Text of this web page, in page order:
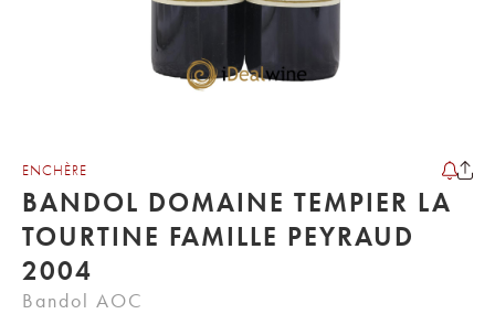
ENCHÈRE
BANDOL DOMAINE TEMPIER LA
TOURTINE FAMILLE PEYRAUD
2004
Bandol AOC